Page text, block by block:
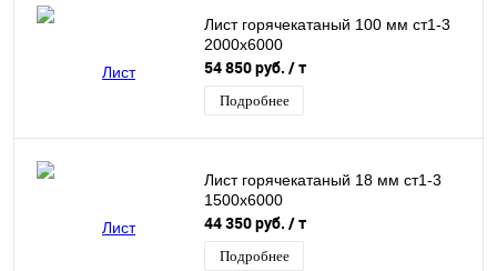
Лист горячекатаный 100 мм ст1-3
2000х6000
54 850 руб. / т
Подробнее
Лист горячекатаный 18 мм ст1-3
1500х6000
44 350 руб. / т
Подробнее